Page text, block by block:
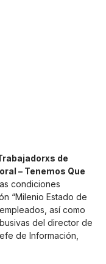
de
– Tenemos Que
condiciones
“Milenio Estado de
así como
del director de
de Información,